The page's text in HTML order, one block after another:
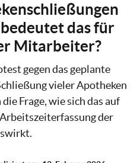
das für
Mitarbeiter?
gegen das geplante
vieler Apotheken
Frage, wie sich das auf
der